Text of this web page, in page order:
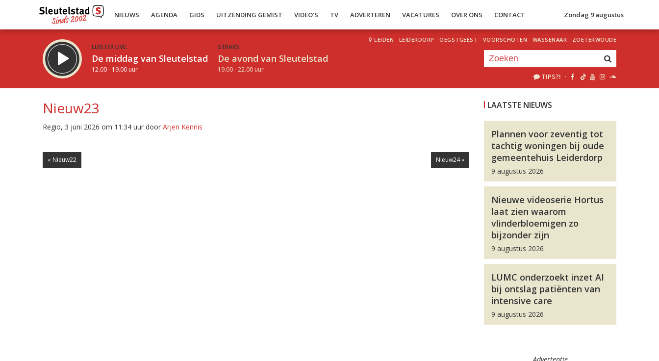
NIEUWS AGENDA GIDS UITZENDING GEMIST VIDEO’S TV ADVERTEREN VACATURES OVER ONS CONTACT Zondag 9 augustus
LUISTER LIVE:
De middag van Sleutelstad
12.00 - 19.00 uur
STRAKS:
De avond van Sleutelstad
19.00 - 22.00 uur
LEIDEN · LEIDERDORP · OEGSTGEEST · VOORSCHOTEN · WASSENAAR · ZOETERWOUDE
TIPS?! ·
Nieuw23
Regio, 3 juni 2026 om 11:34 uur door Arjen Kennis
« Nieuw22 Nieuw24 »
LAATSTE NIEUWS
Plannen voor zeventig tot
tachtig woningen bij oude
gemeentehuis Leiderdorp
9 augustus 2026
Nieuwe videoserie Hortus
laat zien waarom
vlinderbloemigen zo
bijzonder zijn
9 augustus 2026
LUMC onderzoekt inzet AI
bij ontslag patiënten van
intensive care
9 augustus 2026